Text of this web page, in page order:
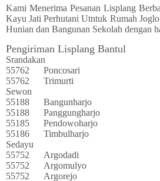
Kami Menerima Pesanan Lisplang
Kayu Jati Perhutani Utntuk Rumah
Hunian dan Bangunan Sekolah dengan
Pengiriman Lisplang Bantul
Srandakan
55762
Poncosari
55762
Trimurti
Sewon
55188
Bangunharjo
55188
Panggungharjo
55185
Pendowoharjo
55186
Timbulharjo
Sedayu
55752
Argodadi
55752
Argomulyo
55752
Argorejo